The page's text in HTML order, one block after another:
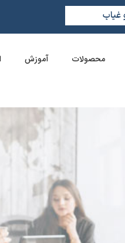
غیاب
محصولات آموزش